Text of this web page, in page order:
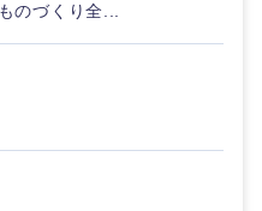
のづくり全...